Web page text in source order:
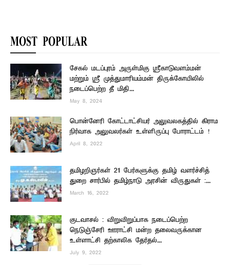
MOST POPULAR
சேகல் மடப்புரம் அருள்மிகு ஸ்ரீகாடுவளம்மன்
மற்றும் ஸ்ரீ முத்துமாரியம்மன் திருக்கோயிலில்
நடைப்பெற்ற தீ மிதி...
May 8, 2024
பொன்னேரி கோட்டாட்சியர் அலுவலகத்தில் கிராம
நிர்வாக அலுவலர்கள் உள்ளிருப்பு போராட்டம் !
April 8, 2022
தமிழறிஞர்கள் 21 பேர்களுக்கு தமிழ் வளர்ச்சித்
துறை சார்பில் தமிழ்நாடு அரசின் விருதுகள் :...
March 16, 2022
குடவாசல் : விறுவிறுப்பாக நடைப்பெற்ற
நெடுஞ்சேரி ஊராட்சி மன்ற தலைவருக்கான
உள்ளாட்சி தற்காலிக தேர்தல்...
July 9, 2022